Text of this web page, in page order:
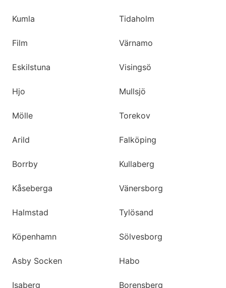
Kumla Tidaholm
Film Värnamo
Eskilstuna Visingsö
Hjo Mullsjö
Mölle Torekov
Arild Falköping
Borrby Kullaberg
Kåseberga Vänersborg
Halmstad Tylösand
Köpenhamn Sölvesborg
Asby Socken Habo
Isaberg Borensberg